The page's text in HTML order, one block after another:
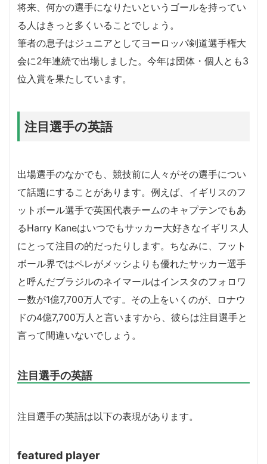
将来、何かの選手になりたいというゴールを持ってい
る人はきっと多くいることでしょう。
筆者の息子はジュニアとしてヨーロッパ剣道選手権大
会に2年連続で出場しました。今年は団体・個人とも3
位入賞を果たしています。
注目選手の英語
出場選手のなかでも、競技前に人々がその選手につい
て話題にすることがあります。例えば、イギリスのフ
ットボール選手で英国代表チームのキャプテンでもあ
るHarry Kaneはいつでもサッカー大好きなイギリス人
にとって注目の的だったりします。ちなみに、フット
ボール界ではペレがメッシよりも優れたサッカー選手
と呼んだブラジルのネイマールはインスタのフォロワ
ー数が1億7,700万人です。その上をいくのが、ロナウ
ドの4億7,700万人と言いますから、彼らは注目選手と
言って間違いないでしょう。
注目選手の英語
注目選手の英語は以下の表現があります。
featured player